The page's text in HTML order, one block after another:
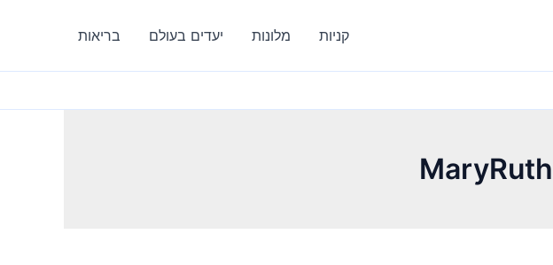
קניות מלונות יעדים בעולם בריאות